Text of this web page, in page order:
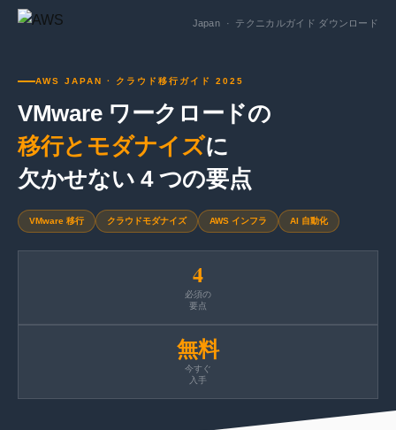
Japan · テクニカルガイド ダウンロード
AWS JAPAN · クラウド移行ガイド 2025
VMware ワークロードの
移行とモダナイズに
欠かせない 4 つの要点
VMware 移行 クラウドモダナイズ AWS インフラ AI 自動化
4
必須の
要点
無料
今すぐ
入手